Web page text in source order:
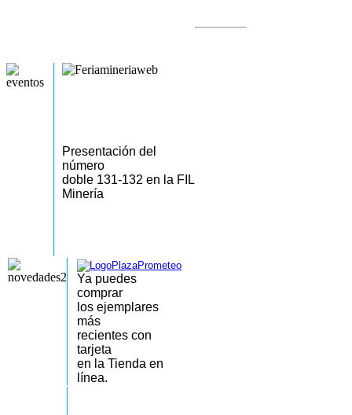
Presentación del
número
doble 131-132 en la FIL
Minería
Ya puedes
comprar
los ejemplares
más
recientes con
tarjeta
en la Tienda en
línea.